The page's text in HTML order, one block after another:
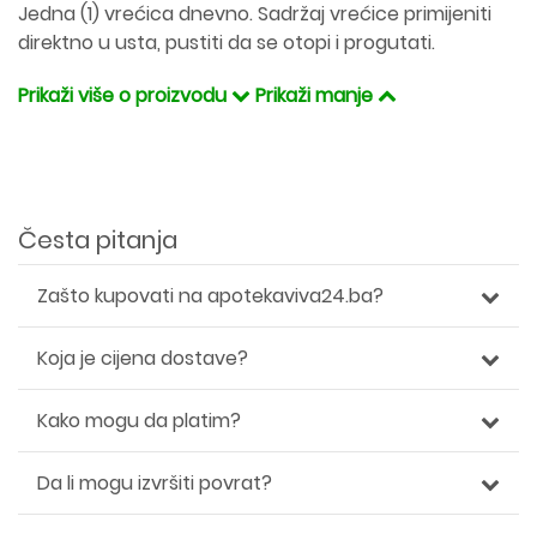
Jedna (1) vrećica dnevno. Sadržaj vrećice primijeniti
direktno u usta, pustiti da se otopi i progutati.
Prikaži više o proizvodu
Prikaži manje
Česta pitanja
Zašto kupovati na apotekaviva24.ba?
Koja je cijena dostave?
Kako mogu da platim?
Da li mogu izvršiti povrat?